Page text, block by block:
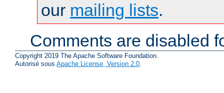
our mailing lists.
Comments are disabled
Copyright 2019 The Apache Software Foundation.
Autorisé sous Apache License, Version 2.0.